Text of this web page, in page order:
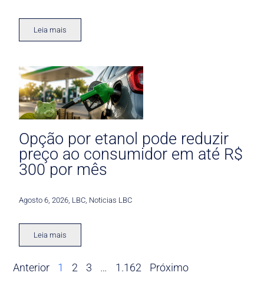
Leia mais
Opção por etanol pode reduzir
preço ao consumidor em até R$
300 por mês
Agosto 6, 2026 LBC Noticias LBC
Leia mais
Anterior 1 2 3 … 1.162 Próximo